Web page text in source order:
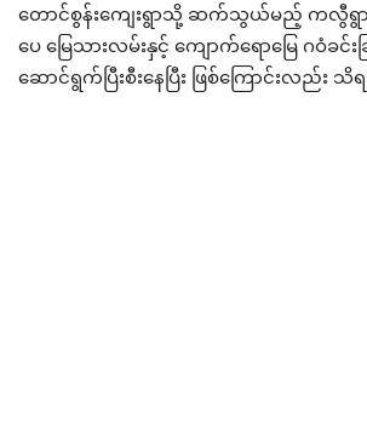
တောင်စွန်းကျေးရွာသို့ ဆက်သွယ်မည့် ကလွီရွာ
ပေ မြေသားလမ်းနှင့် ကျောက်ရောမြေ ဂဝံခင်း
ဆောင်ရွက်ပြီးစီးနေပြီး ဖြစ်ကြောင်းလည်း